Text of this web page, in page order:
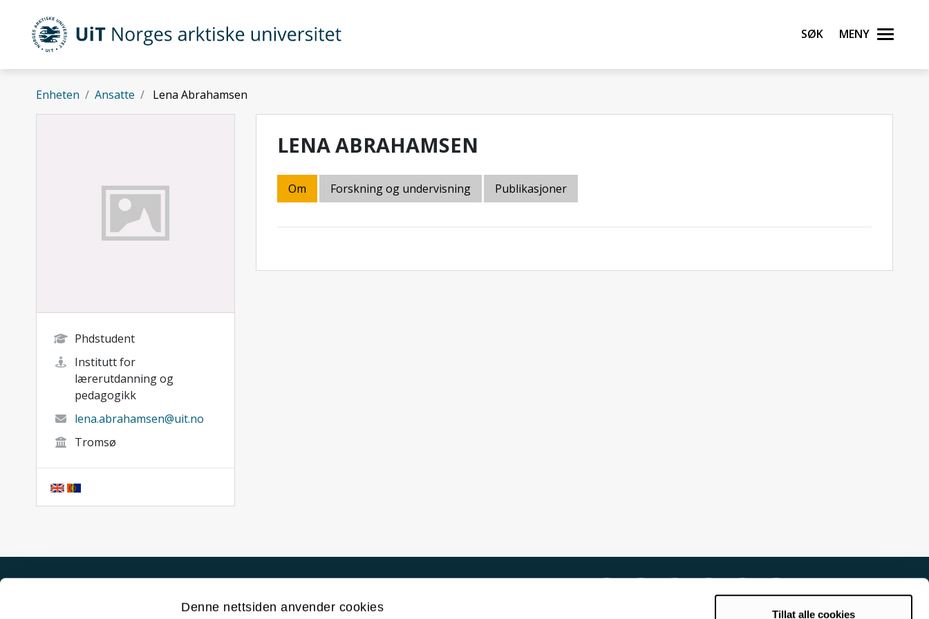
Denne nettsiden anvender cookies
Tillat alle cookies
Gå til hovedinnhold
UiT Norges arktiske universitet Søk Meny
Enheten Ansatte Lena Abrahamsen
Phdstudent
Institutt for
lærerutdanning og
pedagogikk
lena.abrahamsen@uit.no
Tromsø
LENA ABRAHAMSEN
Om Forskning og undervisning Publikasjoner
For media